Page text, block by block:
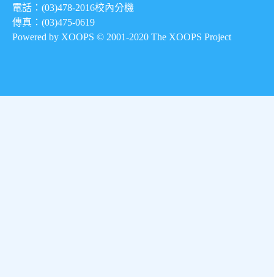
電話：(03)478-2016校內分機
傳真：(03)475-0619
Powered by XOOPS © 2001-2020 The XOOPS Project